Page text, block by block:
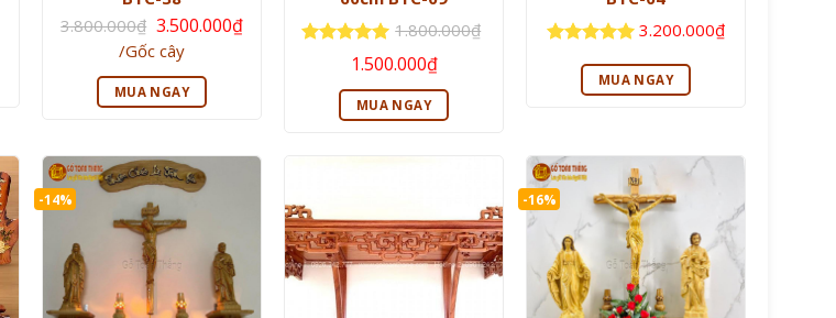
3.800.000₫ Giá
gốc
là:
3.800.000₫.
3.500.000₫
Giá
hiện
tại
là:
3.500.000₫.
/Gốc cây
MUA NGAY
Được xếp
5
1.800.000₫
Giá
gốc
là:
1.800.000₫.
1.500.000₫Giá
hiện
tại
1.500.000₫.
MUA NGAY
5
3.200.000₫
MUA NGAY
-14% -16%